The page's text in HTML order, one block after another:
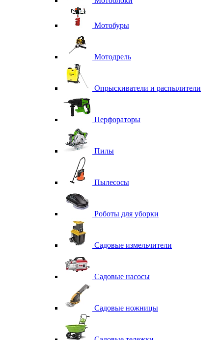
Мотобуры
Мотодрель
Опрыскиватели и распылители
Перфораторы
Пилы
Пылесосы
Роботы для уборки
Садовые измельчители
Садовые насосы
Садовые ножницы